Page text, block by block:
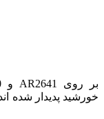
خورشید پدیدار شده